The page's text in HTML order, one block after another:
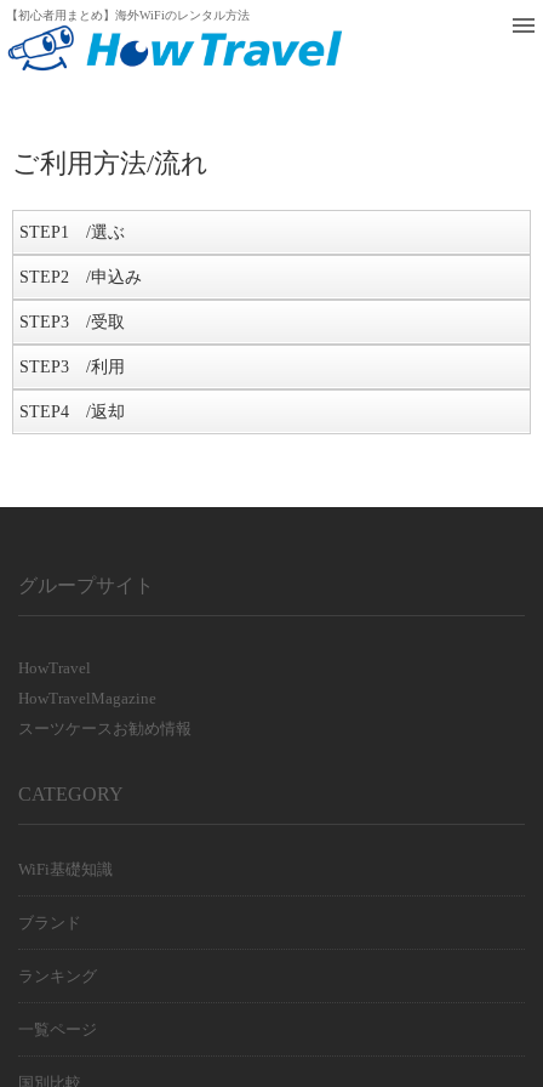
【初心者用まとめ】海外WiFiのレンタル方法
ご利用方法/流れ
STEP1 /選ぶ
海外WiFiレンタルブランドを選ぶ
海外WiFiレンタルサービスは、国内でいくつかの企業が行ってい
る。規模に違いこそあれ、どの企業も様々な工夫をしてユーザー体
験の質向上に努めており、大きく外れることはないだろう。あまり
心配せず、わかりやすさやとっつきやすさなどの情報を基に選んで
しまってよいだろう。また、価格はブランドによって違いがあるの
布しているので活用してほしい。また、ランキングも作成している
STEP2 /申込み
お申し込み
このサイトで紹介している27の海外WiFiレンタル業者がインターネ
ットからWiFiレンタルを予約できる。予約できるお申込み期限があ
るので、早め早めの情報収集とお申込みが重要だ。
尚、当日にも予約できるサービスもあるので、直前になってレンタ
当日に海外WiFiをレンタルする方法
STEP3 /受取
WiFiルーターの受け取り
WiFi端末は、予約時に受取方法を選択することが出来る。選択でき
る受取方法は、ブランドによって異なるので注意が必要だ。大手で
しかし、お勧めは宅配での受取だ。やはり出発当日は、例えば空港
りぎりに着いて、レンタル品を受け取っている暇が無くなることが
ことが出来るので安心だ。せっかくの海外旅行なので、万全を期し
ておきたいところだ。受け取るレンタル品については
STEP3 /利用
現地での利用
WiFiルーターの電源を入れ、パスワードを入力するとインターネッ
STEP4 /返却
港」での返却が選択できる。返却の場合は、「空港」での返却が便
ところもあり、帰国日に簡単に返却できる。
まいの地域によっては返却送料が馬鹿にならない場合もあるので確
認しておこう。
このサイトでは、ヤマト宅急便を使用して返却した場合の料金を入
料金比較をしたい場合はぴったりだと言える。
グループサイト
HowTravel
HowTravelMagazine
スーツケースお勧め情報
CATEGORY
WiFi基礎知識
ブランド
ランキング
一覧ページ
国別比較